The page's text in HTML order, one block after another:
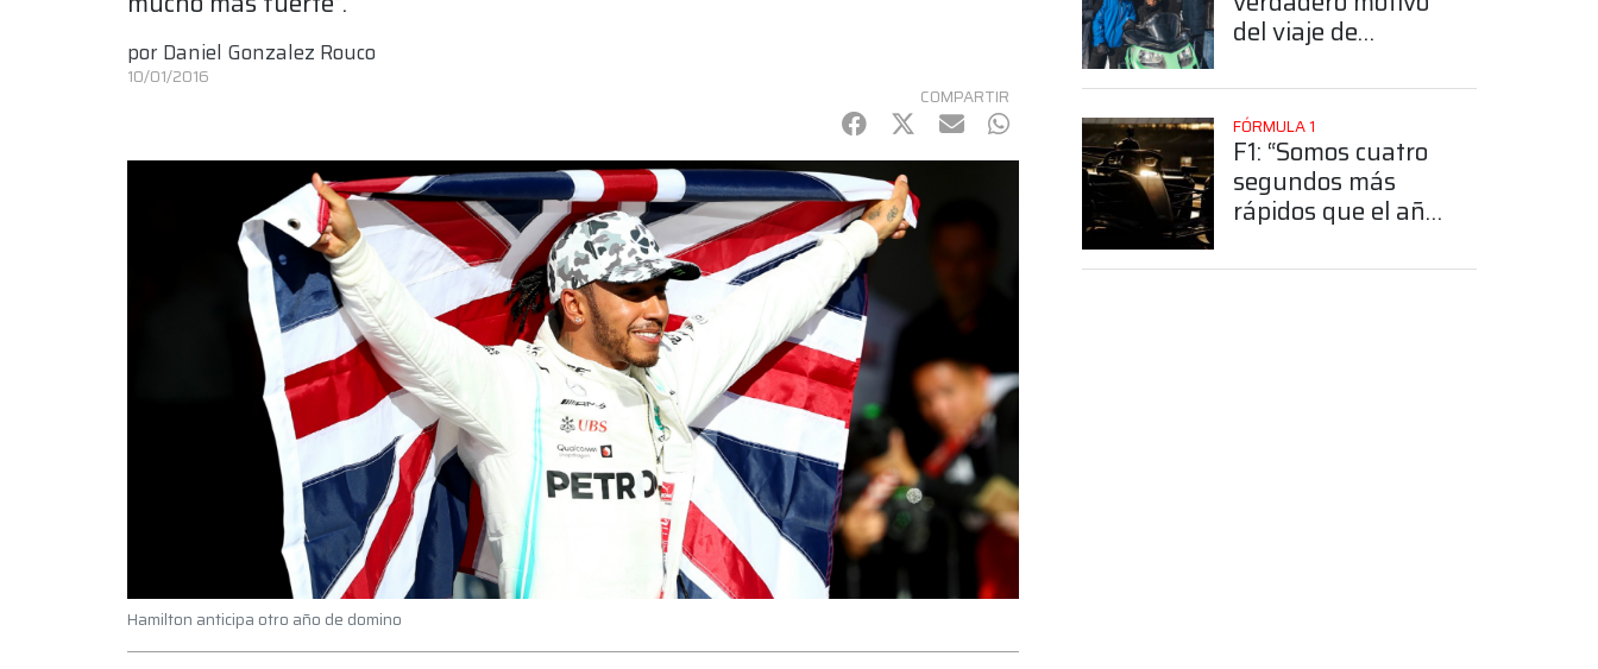
por Daniel Gonzalez Rouco
10/01/2016
COMPARTIR
Facebook
Twitter
mail WhatsApp
Hamilton anticipa otro año de domino
del viaje de
Andorra
FÓRMULA 1
F1: “Somos cuatro
segundos más
rápidos que el año
advertencia de un